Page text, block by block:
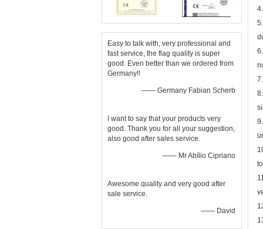
Easy to talk with, very professional and
fast service, the flag quality is super
good. Even better than we ordered from
Germany!!
—— Germany Fabian Scherb
I want to say that your products very
good. Thank you for all your suggestion,
also good after sales service.
—— Mr Abílio Cipriano
Awesome quality and very good after
sale service.
—— David